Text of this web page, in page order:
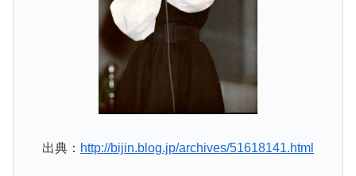
出典： http://bijin.blog.jp/archives/51618141.html